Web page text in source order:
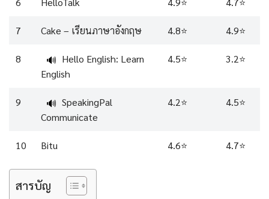
7 Cake – เรียนภาษาอังกฤษ 4.8⭐️ 4.9⭐️
8 🔊 Hello English: Learn
English
4.5⭐️ 3.2⭐️
9 🔊 SpeakingPal
Communicate
4.2⭐️ 4.5⭐️
10 Bitu 4.6⭐️ 4.7⭐️
สารบัญ